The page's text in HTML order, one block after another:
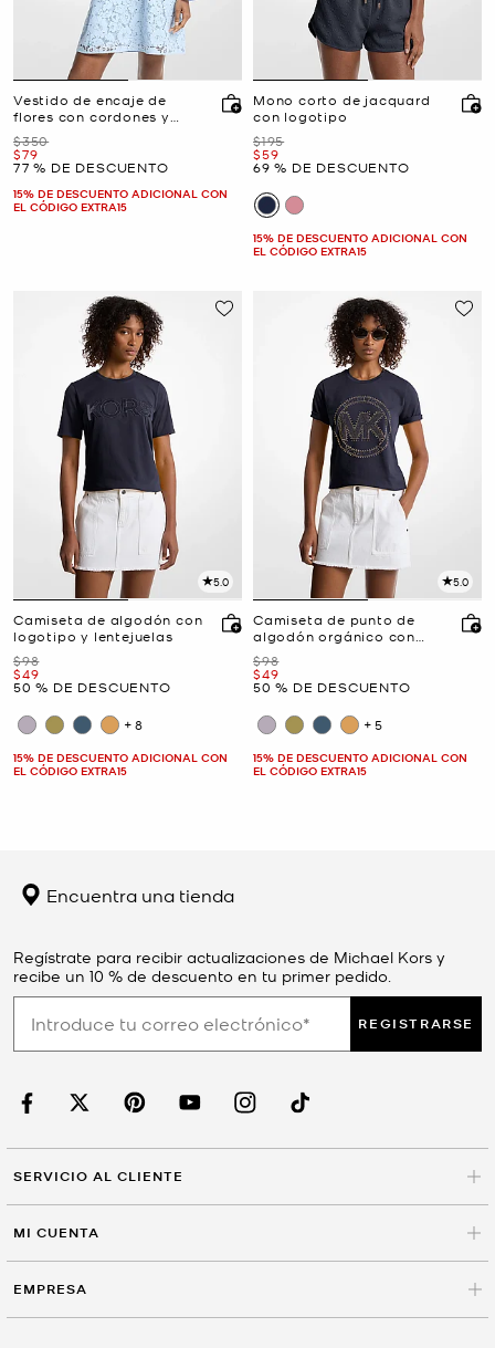
Vestido de encaje de
flores con cordones y
tachuelas
Era
$350
Ahora
$79
77 % DE DESCUENTO
15% DE DESCUENTO ADICIONAL CON
EL CÓDIGO EXTRA15
Mono corto de jacquard
con logotipo
Era
$195
Ahora
$59
69 % DE DESCUENTO
15% DE DESCUENTO ADICIONAL CON
EL CÓDIGO EXTRA15
5.0
Camiseta de algodón con
logotipo y lentejuelas
Era
$98
Ahora
$49
50 % DE DESCUENTO
+8
15% DE DESCUENTO ADICIONAL CON
EL CÓDIGO EXTRA15
5.0
Camiseta de punto de
algodón orgánico con
logotipo con tachuelas
Era
$98
Ahora
$49
50 % DE DESCUENTO
+5
15% DE DESCUENTO ADICIONAL CON
EL CÓDIGO EXTRA15
Encuentra una tienda
Regístrate para recibir actualizaciones de Michael Kors y
recibe un 10 % de descuento en tu primer pedido.
REGISTRARSE
SERVICIO AL CLIENTE
MI CUENTA
EMPRESA